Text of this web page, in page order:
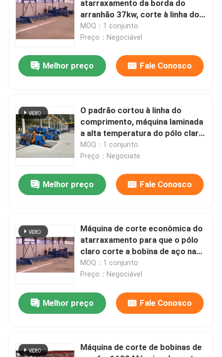
Para casa
Sobre nós
Controle de qualidade
Contacte-nos
Notícias
freio da imprensa hidráulica do cnc
atarraxamento da borda do
arranhão 37kw, corte à linha do
comprimento para o pólo claro
MOQ：1 conjunto
Preço：Negociável
Melhor preço Fale Conosco
O padrão cortou à linha do
comprimento, máquina laminada
a alta temperatura do pólo claro
de aço suave para 6m 8m 14m
MOQ：1 conjunto
Preço：Negociate
Melhor preço Fale Conosco
Máquina de corte econômica do
atarraxamento para que o pólo
claro corte a bobina de aço na
folha
MOQ：1 conjunto
Preço：Negociável
Melhor preço Fale Conosco
Máquina de corte de bobinas de